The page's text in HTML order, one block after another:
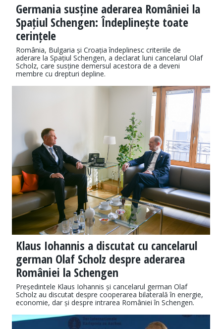
Germania susține aderarea României la
Spațiul Schengen: Îndeplinește toate
cerințele
România, Bulgaria și Croația îndeplinesc criteriile de
aderare la Spațiul Schengen, a declarat luni cancelarul Olaf
Scholz, care susține demersul acestora de a deveni
membre cu drepturi depline.
Klaus Iohannis a discutat cu cancelarul
german Olaf Scholz despre aderarea
României la Schengen
Președintele Klaus Iohannis și cancelarul german Olaf
Scholz au discutat despre cooperarea bilaterală în energie,
economie, dar și despre intrarea României în Schengen.